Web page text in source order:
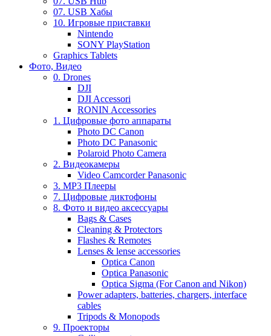
07. USB Хабы
10. Игровые приставки
Nintendo
SONY PlayStation
Graphics Tablets
Фото, Видео
0. Drones
DJI
DJI Accessori
RONIN Accessories
1. Цифровые фото аппараты
Photo DC Canon
Photo DC Panasonic
Polaroid Photo Camera
2. Видеокамеры
Video Camcorder Panasonic
3. MP3 Плееры
7. Цифровые диктофоны
8. Фото и видео аксессуары
Bags & Cases
Cleaning & Protectors
Flashes & Remotes
Lenses & lense accessories
Optica Canon
Optica Panasonic
Optica Sigma (For Canon and Nikon)
Power adapters, batteries, chargers, interface
cables
Tripods & Monopods
9. Проекторы